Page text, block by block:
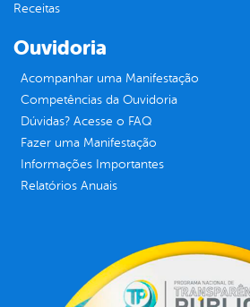
Receitas
Ouvidoria
Acompanhar uma Manifestação
Competências da Ouvidoria
Dúvidas? Acesse o FAQ
Fazer uma Manifestação
Informações Importantes
Relatórios Anuais